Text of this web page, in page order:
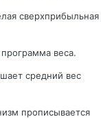
сверхприбыльная
веса.
средний вес
прописывается